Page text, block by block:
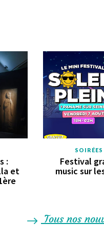
:
et
Festival
music sur
Tous nos